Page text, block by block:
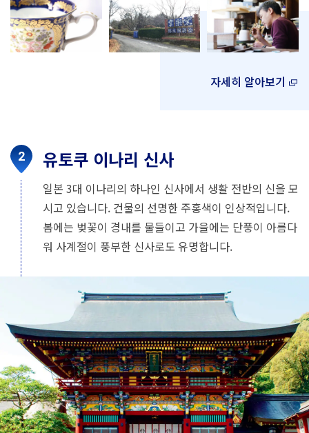
자세히 알아보기
유토쿠 이나리 신사
일본 3대 이나리의 하나인 신사에서 생활 전반의 신을 모
시고 있습니다. 건물의 선명한 주홍색이 인상적입니다.
봄에는 벚꽃이 경내를 물들이고 가을에는 단풍이 아름다
워 사계절이 풍부한 신사로도 유명합니다.